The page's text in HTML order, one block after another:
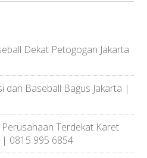
Dekat Petogogan Jakarta
dan Baseball Bagus Jakarta |
Terdekat Karet
| 0815 995 6854